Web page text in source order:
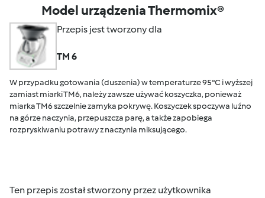
Model urządzenia Thermomix®
Przepis jest tworzony dla
TM 6
W przypadku gotowania (duszenia) w temperaturze 95°C i wyższej
zamiast miarki TM6, należy zawsze używać koszyczka, ponieważ
miarka TM6 szczelnie zamyka pokrywę. Koszyczek spoczywa luźno
na górze naczynia, przepuszcza parę, a także zapobiega
rozpryskiwaniu potrawy z naczynia miksującego.
Ten przepis został stworzony przez użytkownika